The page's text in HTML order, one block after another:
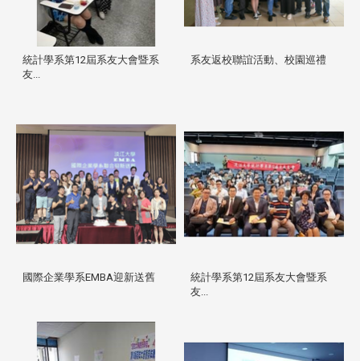
統計學系第12屆系友大會暨系
友...
系友返校聯誼活動、校園巡禮
國際企業學系EMBA迎新送舊
統計學系第12屆系友大會暨系
友...